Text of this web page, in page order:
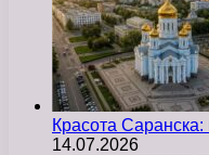
Красота
14.07.2026